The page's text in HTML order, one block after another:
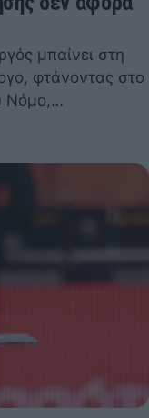
μπαίνει στη
φτάνοντας στο
Νόμο,…